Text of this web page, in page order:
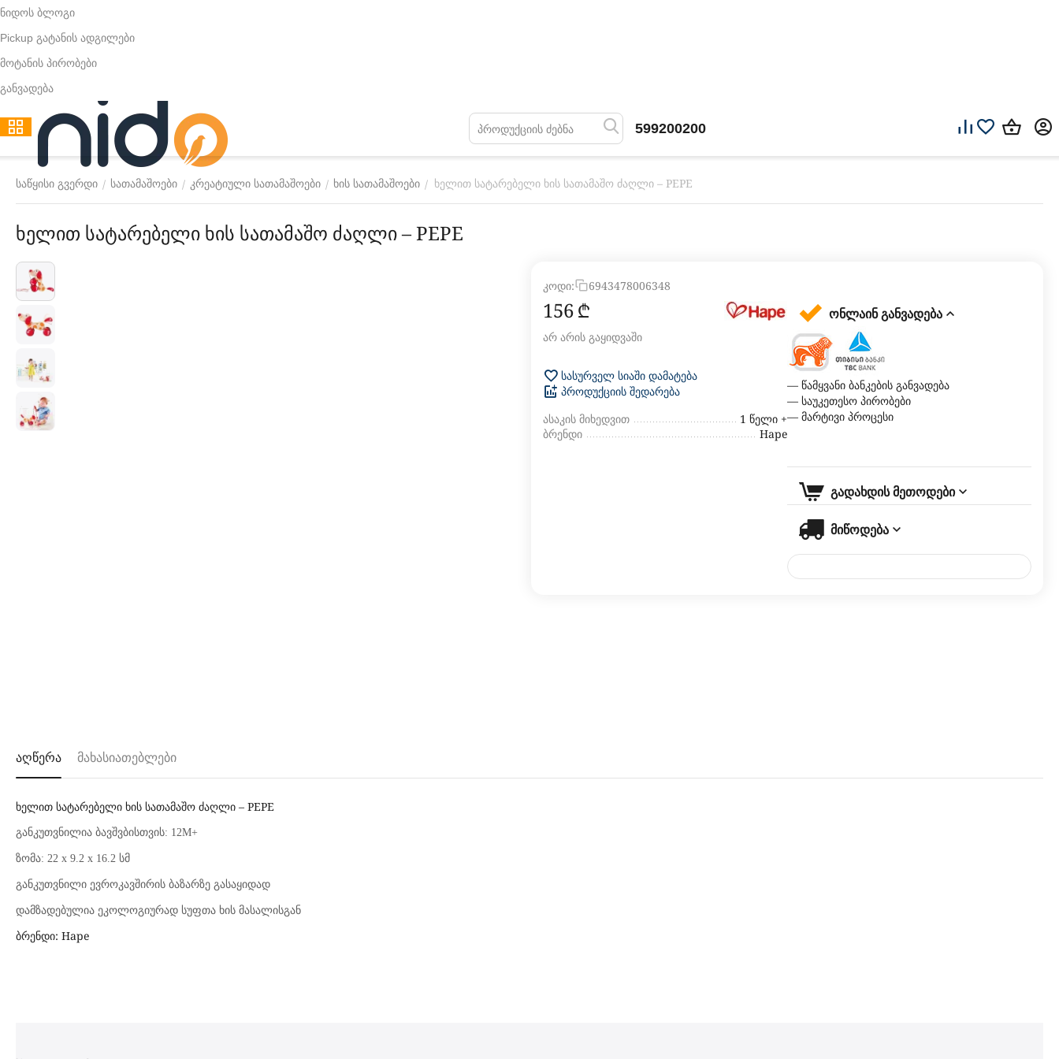
ნიდოს ბლოგი
Pickup გატანის ადგილები
მოტანის პირობები
განვადება
599200200
საწყისი გვერდი / სათამაშოები / კრეატიული სათამაშოები / ხის სათამაშოები / ხელით სატარებელი ხის სათამაშო ძაღლი – PEPE
ხელით სატარებელი ხის სათამაშო ძაღლი – PEPE
კოდი: 6943478006348
‍156‍₾
არ არის გაყიდვაში
სასურველ სიაში დამატება
პროდუქციის შედარება
ასაკის მიხედვით
1 წელი +
ბრენდი
Hape
ონლაინ განვადება
— წამყვანი ბანკების განვადება
— საუკეთესო პირობები
— მარტივი პროცესი
გადახდის მეთოდები
მიწოდება
აღწერა მახასიათებლები
ხელით სატარებელი ხის სათამაშო ძაღლი – PEPE
განკუთვნილია ბავშვბისთვის: 12M+
ზომა: 22 x 9.2 x 16.2 სმ
განკუთვნილი ევროკავშირის ბაზარზე გასაყიდად
დამზადებულია ეკოლოგიურად სუფთა ხის მასალისგან
ბრენდი: Hape